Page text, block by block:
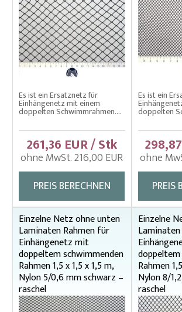
Sortierwanne für Karpfen
Unterbodennetz
Wadennetze – Ringwadennetze
Wadennetze – Spezielle verstärkt
Wadennetze (Kanalzugnetze)
Wurfnetze
Zugnetze
Zugnetze – Spezielle Kontrolle
Es ist ein Ersatznetz für
Einhängenetz mit einem
doppelten Schwimmrahmen....
261,36 EUR / Stk
ohne MwSt. 216,00 EUR
PREIS BERECHNEN
Es ist ein
doppelten
ohne
PREIS
Einzelne Netz ohne unten
Laminaten Rahmen für
Einhängenetz mit
doppeltem schwimmenden
Rahmen 1,5 x 1,5 x 1,5 m,
Nylon 5/0,6 mm schwarz –
raschel
Einzelne
Rahmen
Nylon 8/
raschel